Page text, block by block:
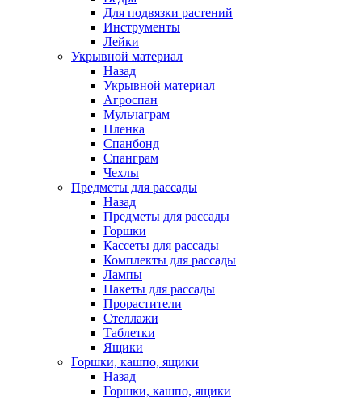
Для подвязки растений
Инструменты
Лейки
Укрывной материал
Назад
Укрывной материал
Агроспан
Мульчаграм
Пленка
Спанбонд
Спанграм
Чехлы
Предметы для рассады
Назад
Предметы для рассады
Горшки
Кассеты для рассады
Комплекты для рассады
Лампы
Пакеты для рассады
Прорастители
Стеллажи
Таблетки
Ящики
Горшки, кашпо, ящики
Назад
Горшки, кашпо, ящики